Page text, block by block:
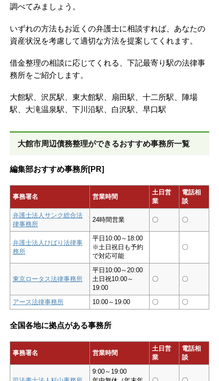
調べてみましょう。
いずれの方法もお近くの弁護士に相談すれば、あなたの
資産状況を考慮して適切な方法を提案してくれます。
借金整理の相談に応じてくれる、下記最寄り駅の法律事
務所をご紹介します。
大館駅、沢尻駅、東大館駅、扇田駅、十二所駅、陣場
駅、大滝温泉駅、下川沿駅、白沢駅、早口駅
大館市周辺債務整理ができるおすすめ事務所一覧
編集部おすすめ事務所[PR]
事務署名 営業時間
土日営
業
電話相
談
弁護士法人サンク総合法
律事務所
24時間営業 〇 〇
弁護士法人ひばり法律事
務所
平日10:00～18:00
※土日祝日も予約
で対応可能
〇
東京ロータス法律事務所
平日10:00～20:00
土日祝10:00～
19:00
〇 〇
アース法律事務所 10:00～19:00 〇 〇
全国各地に拠点がある事務所
事務署名 営業時間
土日営
業
電話相
談
9:00～19:00